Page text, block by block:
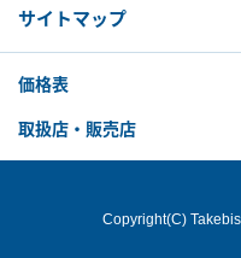
サイトマップ
価格表
取扱店・販売店
Copyright(C)